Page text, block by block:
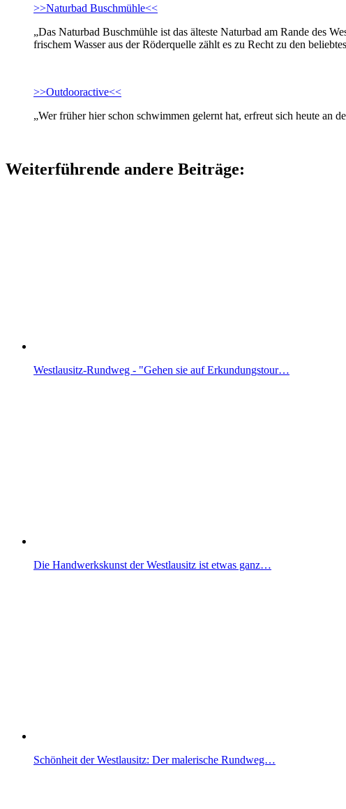
>>Naturbad Buschmühle<<
„Das Naturbad Buschmühle ist das älteste Naturbad am Rande des
frischem Wasser aus der Röderquelle zählt es zu Recht zu den
>>Outdooractive<<
„Wer früher hier schon schwimmen gelernt hat, erfreut sich heute an
Weiterführende andere Beiträge:
Westlausitz-Rundweg - "Gehen sie auf Erkundungstour…
Die Handwerkskunst der Westlausitz ist etwas ganz…
Schönheit der Westlausitz: Der malerische Rundweg…